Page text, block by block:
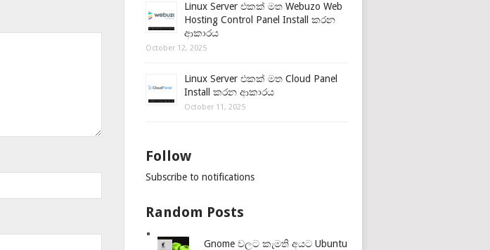
Linux Server එකක් මත Webuzo Web
Hosting Control Panel Install කරන
ආකාරය
October 12, 2025
Linux Server එකක් මත Cloud Panel
Install කරන ආකාරය
October 11, 2025
Follow
Subscribe to notifications
Random Posts
Gnome වලට කැමති අයට Ubuntu